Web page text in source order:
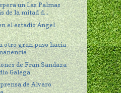
un Las Palmas
de la mitad d...
el estadio Ángel
otro gran paso hacia
de Fran Sandaza
Galega
prensa de Alvaro